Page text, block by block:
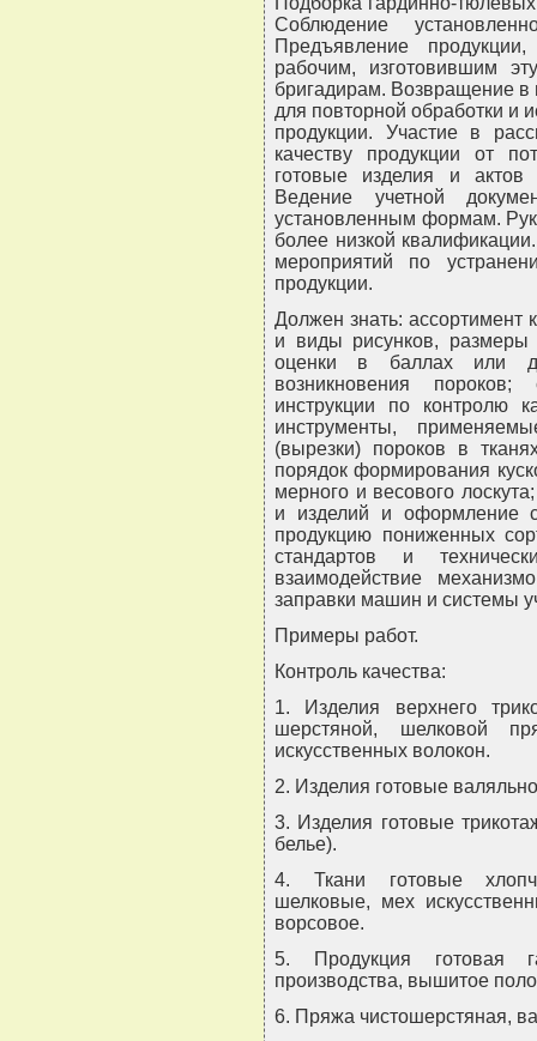
Соблюдение
Предъявление
рабочим, изготовившим
бригадирам. Возвращение в
для повторной обработки и
продукции. Участие в
качеству продукции от
готовые изделия и актов
Ведение учетной
установленным формам.
более низкой
мероприятий по
продукции.
Должен знать: ассортимент
и виды рисунков,
оценки в баллах или
возникновения
инструкции по контролю
инструменты,
(вырезки) пороков в
порядок формирования
мерного и весового
и изделий и оформление
продукцию пониженных
стандартов и
взаимодействие
заправки машин и системы
Примеры работ.
Контроль качества:
1. Изделия верхнего
шерстяной, шелковой
искусственных волокон.
2. Изделия готовые
3. Изделия готовые
белье).
4. Ткани готовые
шелковые, мех
ворсовое.
5. Продукция готовая
производства, вышитое
6. Пряжа чистошерстяная,